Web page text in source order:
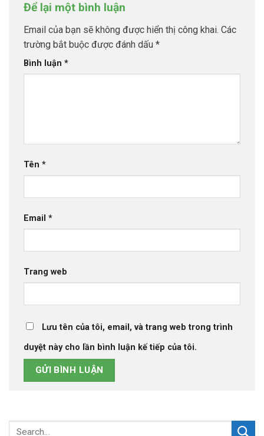
Để lại một bình luận
Email của bạn sẽ không được hiển thị công khai. Các
trường bắt buộc được đánh dấu *
Bình luận *
Tên *
Email *
Trang web
Lưu tên của tôi, email, và trang web trong trình
duyệt này cho lần bình luận kế tiếp của tôi.